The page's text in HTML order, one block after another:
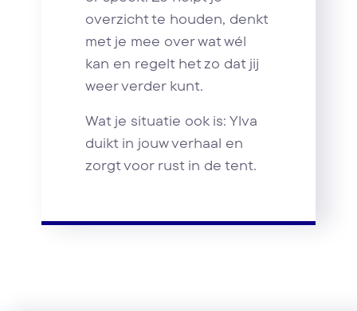
overzicht te houden, denkt
met je mee over wat wél
kan en regelt het zo dat jij
weer verder kunt.
Wat je situatie ook is: Ylva
duikt in jouw verhaal en
zorgt voor rust in de tent.